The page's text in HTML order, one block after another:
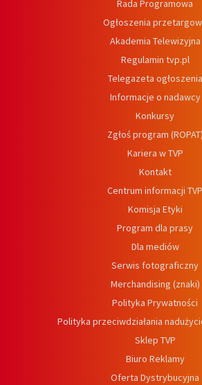
Rada Programowa
Ogłoszenia
Akademia Telewizyjna
Regulamin tvp.pl
Telegazeta ogłoszenia
Informacje o nadawcy
Konkursy
Zgłoś program (ROPAT)
Kariera w TVP
Kontakt
Centrum informacji TVP
Komisja Etyki
Program dla prasy
Dla mediów
Serwis fotograficzny
Merchandising (znaki)
Polityka Prywatności
Polityka przeciwdziałania
Sklep TVP
Biuro Reklamy
Oferta Dystrybucyjna